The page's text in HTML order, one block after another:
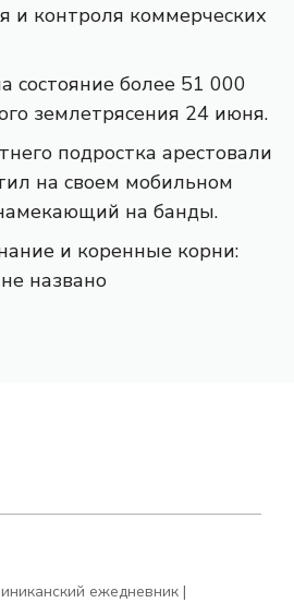
и контроля коммерческих
состояние более 51 000
землетрясения 24 июня.
подростка арестовали
на своем мобильном
на банды.
и коренные корни:
названо
ежедневник |